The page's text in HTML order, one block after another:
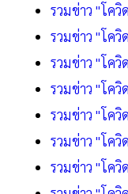
รวมข่าว "โค
รวมข่าว "โค
รวมข่าว "โค
รวมข่าว "โค
รวมข่าว "โค
รวมข่าว "โค
รวมข่าว "โค